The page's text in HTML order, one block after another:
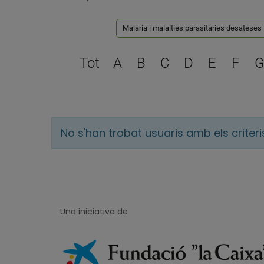
Malària i malalties parasitàries desateses
Tot A B C D E F G
No s'han trobat usuaris amb els
Una iniciativa de